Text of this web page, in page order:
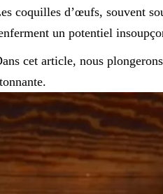
coquilles d’œufs, souvent
un potentiel
cet article, nous